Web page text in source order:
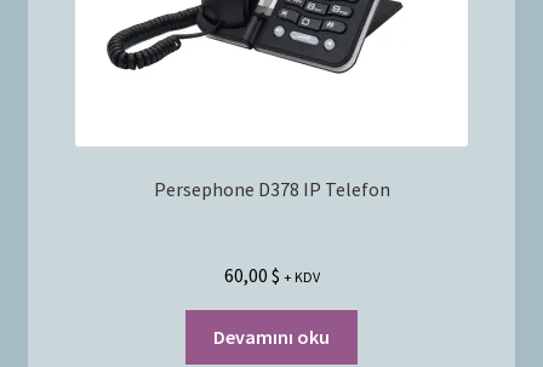
Persephone D378 IP Telefon
60,00 $ + KDV
Devamını oku